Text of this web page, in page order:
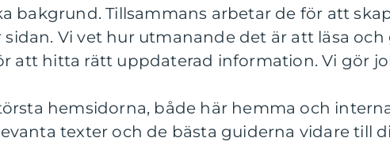
bakgrund. Tillsammans arbetar de för att
Vi vet hur utmanande det är att läsa
att hitta rätt uppdaterad information. Vi gör
hemsidorna, både här hemma och
texter och de bästa guiderna vidare till